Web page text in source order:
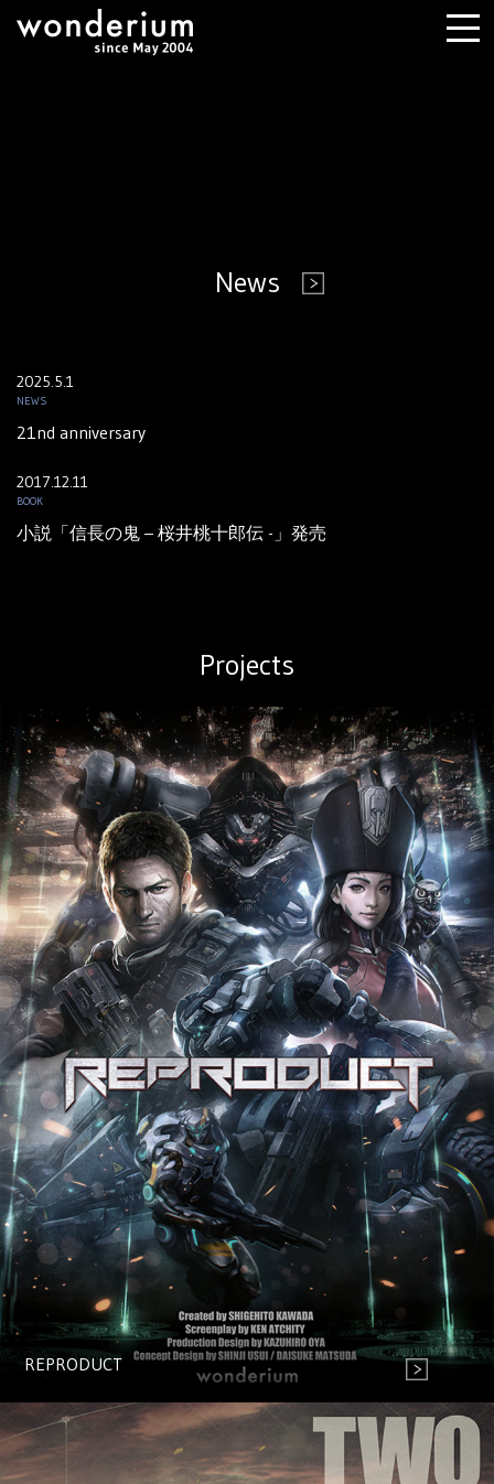
News
2025.5.1
NEWS
21nd anniversary
2017.12.11
BOOK
小説「信長の鬼 – 桜井桃十郎伝 -」発売
Projects
REPRODUCT